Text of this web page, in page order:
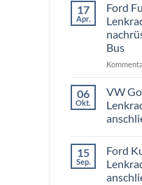
DIN
oder
Doppel
DIN
17
Apr.
Ford
Bus
06
Okt.
VW
zu
VW
Golf
V
15
Sep.
Ford